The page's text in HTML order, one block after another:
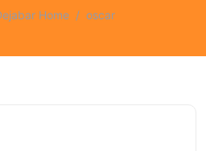
Home oscar